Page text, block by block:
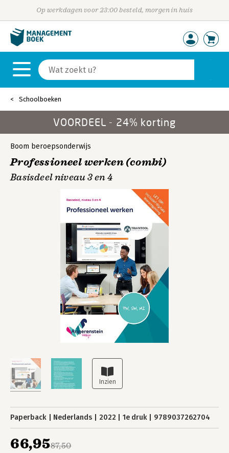
Op werkdagen voor 23:00 besteld, morgen in huis
Schoolboeken
VOORDEEL - 24% korting
Boom beroepsonderwijs
Professioneel werken (combi)
Basisdeel niveau 3 en 4
Paperback Nederlands 2022 1e druk 9789037262704
87,50
66,95